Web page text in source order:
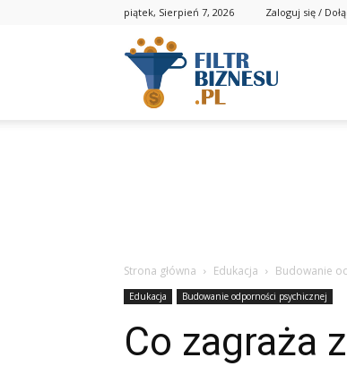
piątek, Sierpień 7, 2026 Zaloguj się /
Strona główna Edukacja Budowanie
Edukacja Budowanie odporności psychicznej
Co zagraża